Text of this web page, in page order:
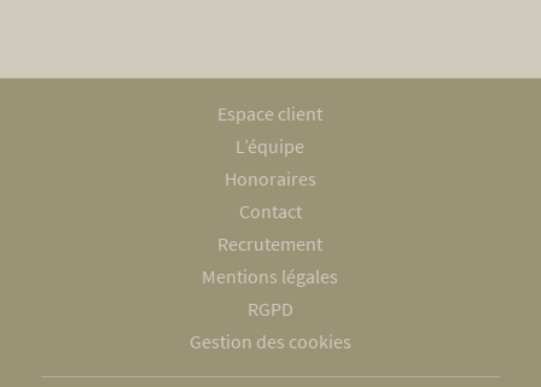
Espace client
L’équipe
Honoraires
Contact
Recrutement
Mentions légales
RGPD
Gestion des cookies